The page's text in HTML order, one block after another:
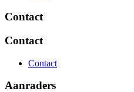
Contact
Contact
Contact
Aanraders